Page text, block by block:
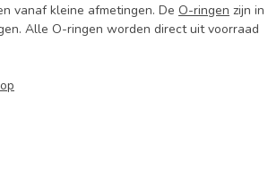
vanaf kleine afmetingen. De O-ringen zijn in
Alle O-ringen worden direct uit voorraad